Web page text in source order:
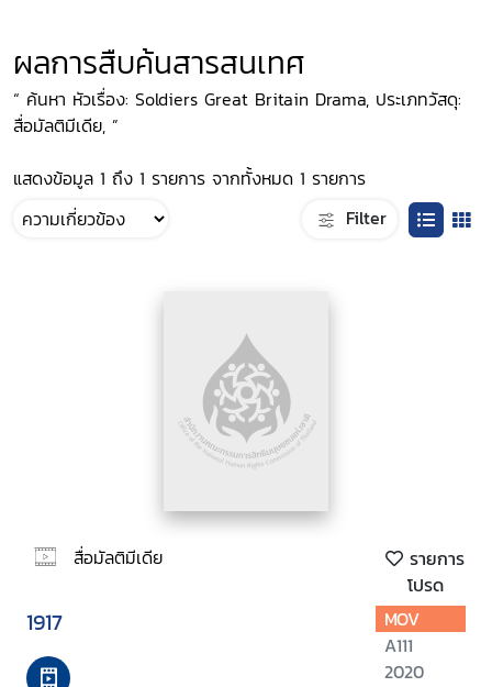
ผลการสืบค้นสารสนเทศ
“ ค้นหา หัวเรื่อง: Soldiers Great Britain Drama, ประเภทวัสดุ:
สื่อมัลติมีเดีย, ”
แสดงข้อมูล 1 ถึง 1 รายการ จากทั้งหมด 1 รายการ
Filter
สื่อมัลติมีเดีย
รายการ
โปรด
1917
MOV
A111
2020